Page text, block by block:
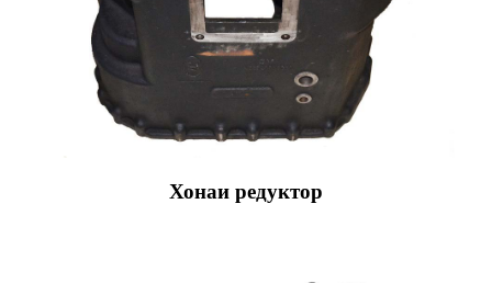
Хонаи редуктор